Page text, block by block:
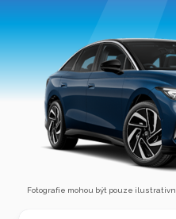
Fotografie mohou být pouze